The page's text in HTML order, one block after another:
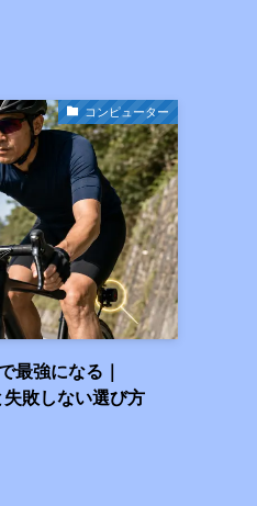
コンピューター
最強になる｜
敗しない選び方